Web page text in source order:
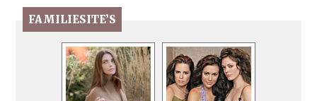
FAMILIESITE’S